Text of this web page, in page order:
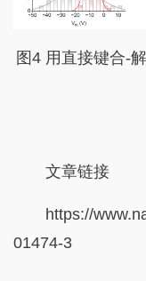
图4 用直接键合-
文章链接
https://
01474-3